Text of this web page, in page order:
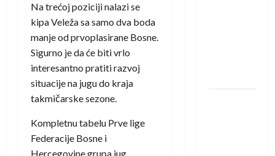
Na trećoj poziciji nalazi se
kipa Veleža sa samo dva boda
manje od prvoplasirane Bosne.
Sigurno je da će biti vrlo
interesantno pratiti razvoj
situacije na jugu do kraja
takmičarske sezone.
Kompletnu tabelu Prve lige
Federacije Bosne i
Hercegovine grupa jug